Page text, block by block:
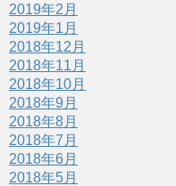
2019年2月
2019年1月
2018年12月
2018年11月
2018年10月
2018年9月
2018年8月
2018年7月
2018年6月
2018年5月